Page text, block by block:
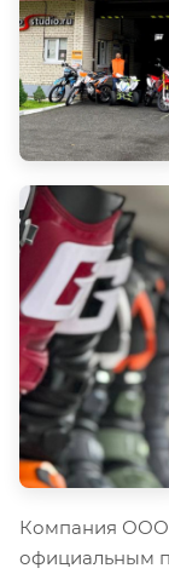
Компания ООО
официальным